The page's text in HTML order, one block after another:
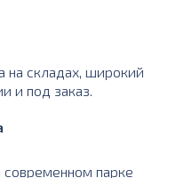
на складах, широкий
и под заказ.
парке